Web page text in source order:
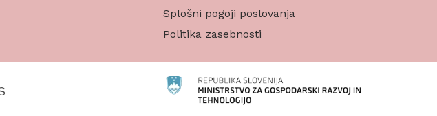
Splošni pogoji poslovanja
Politika zasebnosti